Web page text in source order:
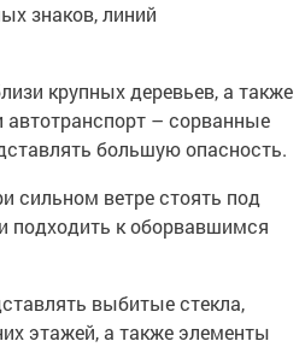
знаков, линий
крупных деревьев, а также
– сорванные
большую опасность.
сильном ветре стоять под
подходить к оборвавшимся
выбитые стекла,
этажей, а также элементы